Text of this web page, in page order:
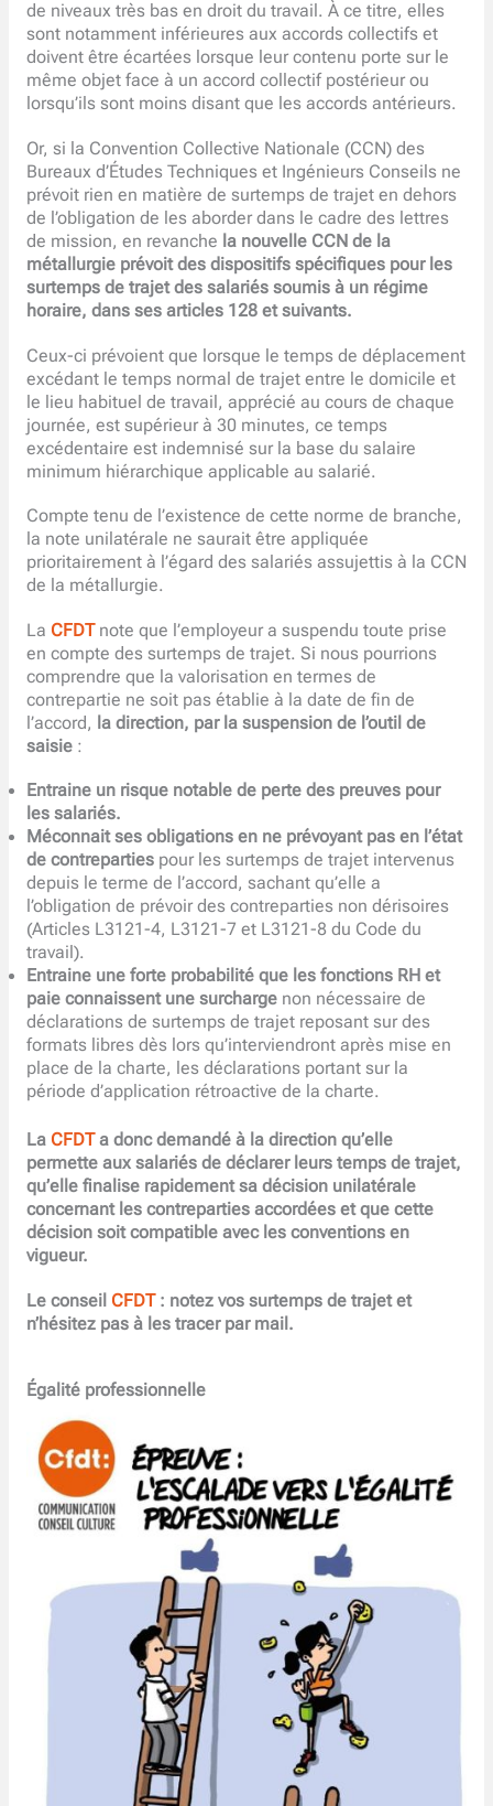
de niveaux très bas en droit du travail. À ce titre, elles
sont notamment inférieures aux accords collectifs et
doivent être écartées lorsque leur contenu porte sur le
même objet face à un accord collectif postérieur ou
lorsqu’ils sont moins disant que les accords antérieurs.
Or, si la Convention Collective Nationale (CCN) des
Bureaux d’Études Techniques et Ingénieurs Conseils ne
prévoit rien en matière de surtemps de trajet en dehors
de l’obligation de les aborder dans le cadre des lettres
de mission, en revanche la nouvelle CCN de la
métallurgie prévoit des dispositifs spécifiques pour les
surtemps de trajet des salariés soumis à un régime
horaire, dans ses articles 128 et suivants.
Ceux-ci prévoient que lorsque le temps de déplacement
excédant le temps normal de trajet entre le domicile et
le lieu habituel de travail, apprécié au cours de chaque
journée, est supérieur à 30 minutes, ce temps
excédentaire est indemnisé sur la base du salaire
minimum hiérarchique applicable au salarié.
Compte tenu de l’existence de cette norme de branche,
la note unilatérale ne saurait être appliquée
prioritairement à l’égard des salariés assujettis à la CCN
de la métallurgie.
La CFDT note que l’employeur a suspendu toute prise
en compte des surtemps de trajet. Si nous pourrions
comprendre que la valorisation en termes de
contrepartie ne soit pas établie à la date de fin de
l’accord, la direction, par la suspension de l’outil de
saisie:
Entraine un risque notable de perte des preuves pour
les salariés.
Méconnait ses obligations en ne prévoyant pas en l’état
de contrepartiespour les surtemps de trajet intervenus
depuis le terme de l’accord, sachant qu’elle a
l’obligation de prévoir des contreparties non dérisoires
(Articles L3121-4, L3121-7 et L3121-8 du Code du
travail).
Entraine une forte probabilité que les fonctions RH et
paie connaissent une surchargenon nécessaire de
déclarations de surtemps de trajet reposant sur des
formats libres dès lors qu’interviendront après mise en
place de la charte, les déclarations portant sur la
période d’application rétroactive de la charte.
La CFDTa donc demandé à la direction qu’elle
permette aux salariés de déclarer leurs temps de trajet,
qu’elle finalise rapidement sa décision unilatérale
concernant les contreparties accordées et que cette
décision soit compatible avec les conventions en
vigueur.
Le conseil CFDT: notez vos surtemps de trajet et
n’hésitez pas à les tracer par mail.
Égalité professionnelle